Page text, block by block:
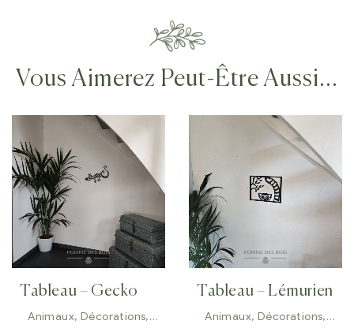
Vous Aimerez Peut-Être Aussi…
Tableau – Gecko
Animaux, Décorations,
Tableau – Lémurien
Animaux, Décorations,